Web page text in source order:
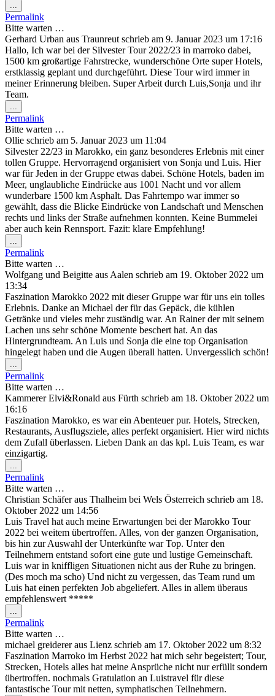
...
Metabox
ein-/ausblenden.
Permalink
Bitte warten …
Gerhard Urban aus Traunreut schrieb am 9. Januar 2023 um 17:16
Hallo, Ich war bei der Silvester Tour 2022/23 in marroko dabei,
1500 km großartige Fahrstrecke, wunderschöne Orte super Hotels,
erstklassig geplant und durchgeführt. Diese Tour wird immer in
meiner Erinnerung bleiben. Super Arbeit durch Luis,Sonja und ihr
Team.
...
Metabox
ein-/ausblenden.
Permalink
Bitte warten …
Ollie schrieb am 5. Januar 2023 um 11:04
Silvester 22/23 in Marokko, ein ganz besonderes Erlebnis mit einer
tollen Gruppe. Hervorragend organisiert von Sonja und Luis. Hier
war für Jeden in der Gruppe etwas dabei. Schöne Hotels, baden im
Meer, unglaubliche Eindrücke aus 1001 Nacht und vor allem
wunderbare 1500 km Asphalt. Das Fahrtempo war immer so
gewählt, dass die Blicke Eindrücke von Landschaft und Menschen
rechts und links der Straße aufnehmen konnten. Keine Bummelei
aber auch kein Rennsport. Fazit: klare Empfehlung!
...
Metabox
ein-/ausblenden.
Permalink
Bitte warten …
Wolfgang und Beigitte ausAalen schrieb am 19. Oktober 2022 um
13:34
Faszination Marokko 2022 mit dieser Gruppe war für uns ein tolles
Erlebnis. Danke an Michael der für das Gepäck, die kühlen
Getränke und vieles mehr zuständig war. An Rainer der mit seinem
Lachen uns sehr schöne Momente beschert hat. An das
Hintergrundteam. An Luis und Sonja die eine top Organisation
hingelegt haben und die Augen überall hatten. Unvergesslich schön!
...
Metabox
ein-/ausblenden.
Permalink
Bitte warten …
Kammerer Elvi&Ronald aus Fürth schrieb am 18. Oktober 2022 um
16:16
Faszination Marokko, es war ein Abenteuer pur. Hotels, Strecken,
Restaurants, Ausflugsziele, alles perfekt organisiert. Hier wird nichts
dem Zufall überlassen. Lieben Dank an das kpl. Luis Team, es war
einzigartig.
...
Metabox
ein-/ausblenden.
Permalink
Bitte warten …
Christian Schäferaus Thalheim bei Wels Österreich schrieb am 18.
Oktober 2022 um 14:56
Luis Travel hat auch meine Erwartungen bei der Marokko Tour
2022 bei weitem übertroffen. Alles, von der ganzen Organisation,
bis hin zur Auswahl der Unterkünfte war Top. Unter den
Teilnehmern entstand sofort eine gute und lustige Gemeinschaft.
Luis war in kniffligen Situationen nicht aus der Ruhe zu bringen.
(Des moch ma scho) Und nicht zu vergessen, das Team rund um
Luis hat einen perfekten Job abgeliefert. Alles in allem überaus
empfehlenswert *****
...
Metabox
ein-/ausblenden.
Permalink
Bitte warten …
michael greidereraus Lienz schrieb am 17. Oktober 2022 um 8:32
Faszination Marroko im Herbst 2022 hat mich sehr begeistert; Tour,
Strecken, Hotels alles hat meine Ansprüche nicht nur erfüllt sondern
übertroffen. nochmals Gratulation an Luistravel für diese
fantastische Tour mit netten, symphatischen Teilnehmern.